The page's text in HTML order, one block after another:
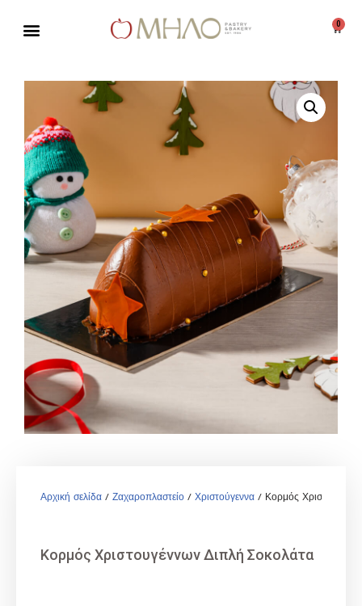
περιεχόμενο
0
Αρχική σελίδα / Ζαχαροπλαστείο / Χριστούγεννα / Κορμός
Κορμός Χριστουγέννων Διπλή Σοκολάτα